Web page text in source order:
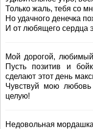
Только жаль, тебя со
Но удачного денечка
И от любящего сердца
Мой дорогой,
Пусть позитив и
сделают этот день
Чувствуй мою
целую!
Недовольная